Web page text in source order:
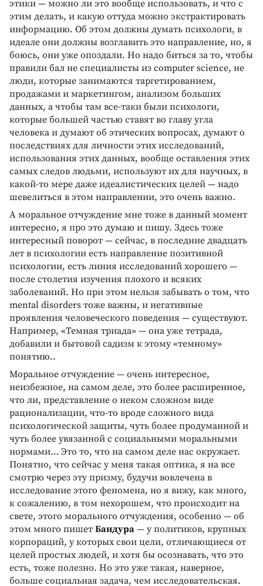
этики — можно ли это вообще использовать, и что с
этим делать, и какую оттуда можно экстрактировать
информацию. Об этом должны думать психологи, в
идеале они должны возглавить это направление, но, я
боюсь, они уже опоздали. Но надо биться за то, чтобы
правили бал не специалисты из computer science, не
люди, которые занимаются таргетированием,
продажами и маркетингом, анализом больших
данных, а чтобы там все-таки были психологи,
которые большей частью ставят во главу угла
человека и думают об этических вопросах, думают о
последствиях для личности этих исследований,
использования этих данных, вообще оставления этих
самых следов людьми, используют их для научных, в
какой-то мере даже идеалистических целей — надо
шевелиться в этом направлении, это очень важно.
А моральное отчуждение мне тоже в данный момент
интересно, я про это думаю и пишу. Здесь тоже
интересный поворот — сейчас, в последние двадцать
лет в психологии есть направление позитивной
психологии, есть линия исследований хорошего —
после столетия изучения плохого и всяких
заболеваний. Но при этом нельзя забывать о том, что
mental disorders тоже важны, и негативные
проявления человеческого поведения — существуют.
Например, «Темная триада» — она уже тетрада,
добавили и бытовой садизм к этому «темному»
понятию..
Моральное отчуждение — очень интересное,
неизбежное, на самом деле, это более расширенное,
что ли, представление о неком сложном виде
рационализации, что-то вроде сложного вида
психологической защиты, чуть более продуманной и
чуть более увязанной с социальными моральными
нормами… Это то, что на самом деле нас окружает.
Понятно, что сейчас у меня такая оптика, я на все
смотрю через эту призму, будучи вовлечена в
исследование этого феномена, но я вижу, как много,
к сожалению, в том нехорошем, что происходит на
свете, этого морального отчуждения, особенно — об
этом много пишет Бандура — у политиков, крупных
корпораций, у которых свои цели, отличающиеся от
целей простых людей, и хотя бы осознавать, что это
есть, тоже полезно. Но это уже такая, наверное,
больше социальная задача, чем исследовательская.